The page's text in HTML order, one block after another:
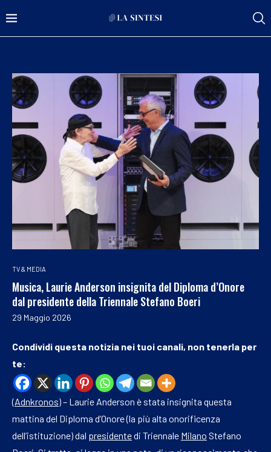
TV & MEDIA
Musica, Laurie Anderson insignita del Diploma d’Onore
dal presidente della Triennale Stefano Boeri
29 Maggio 2026
Condividi questa notizia nei tuoi canali, non tenerla per
te:
(Adnkronos) – Laurie Anderson è stata insignita questa
mattina del Diploma d’Onore (la più alta onorificenza
dell’istituzione) dal presidentedi Triennale Milano Stefano